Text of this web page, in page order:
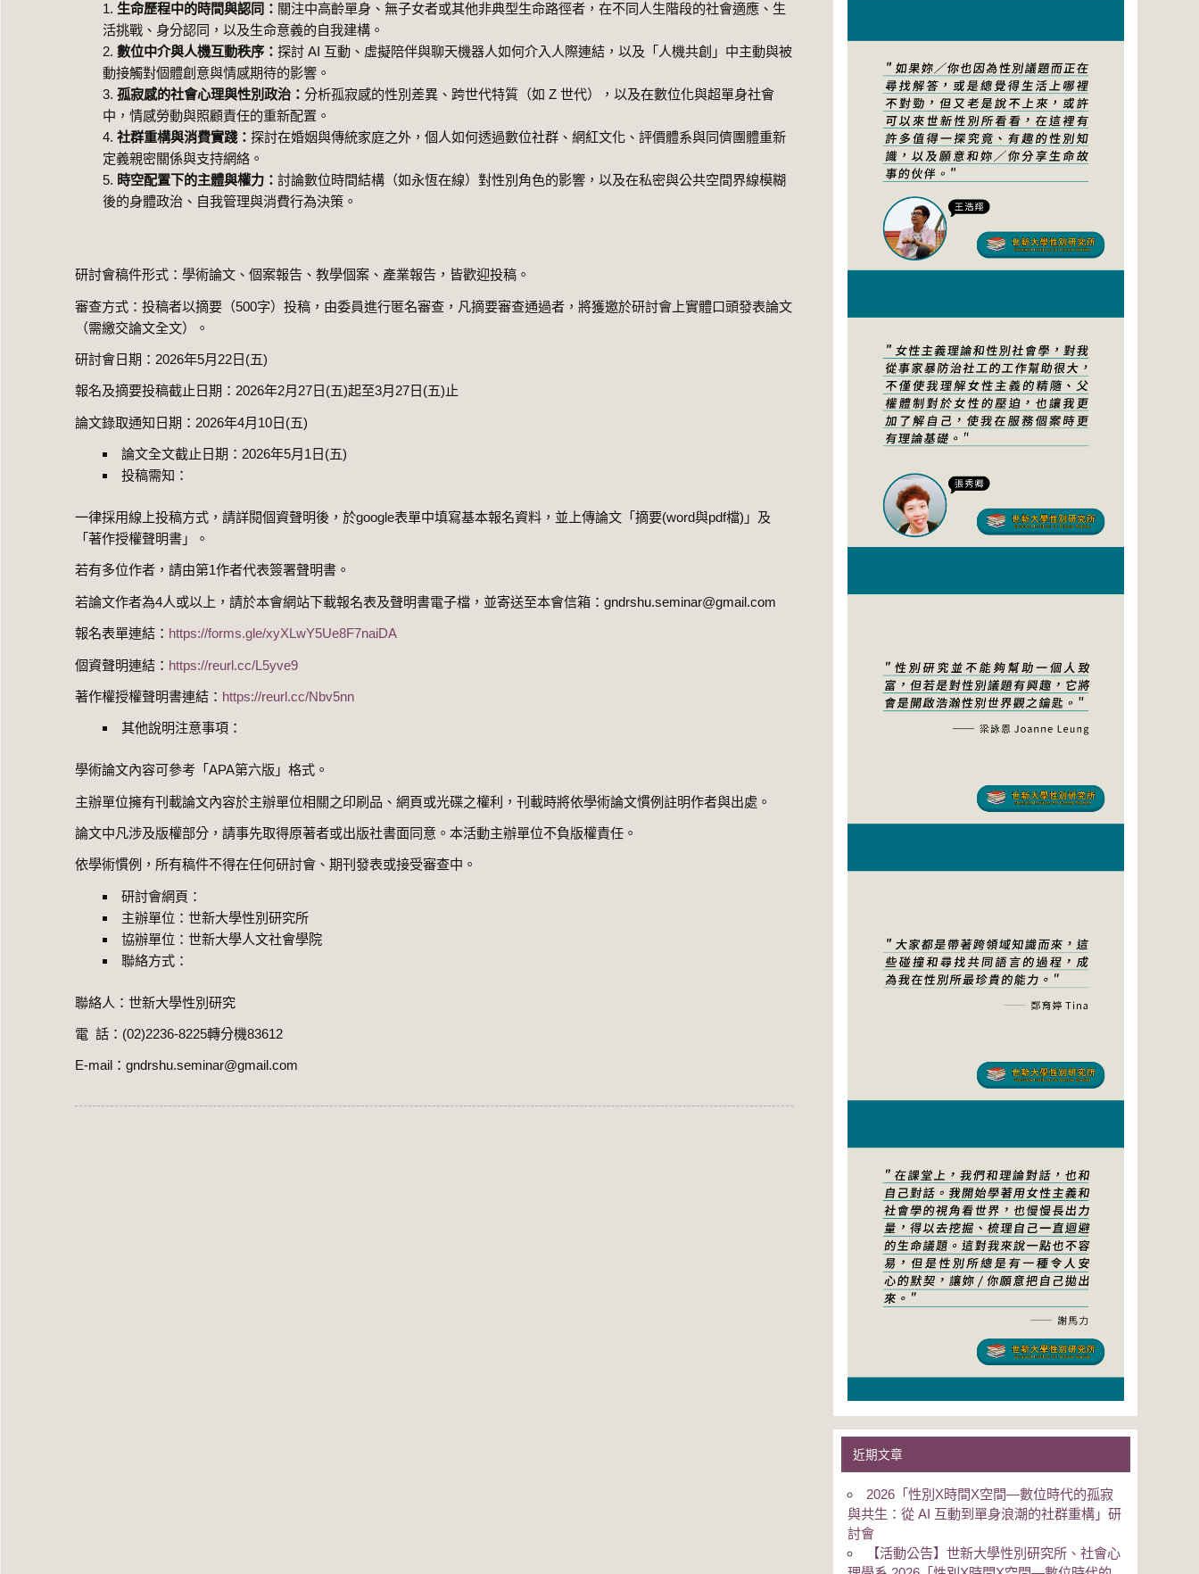
生命歷程中的時間與認同： 關注中高齡單身、無子女者或其他非典型生命路徑者，在不同人生階段的社會適應、生
活挑戰、身分認同，以及生命意義的自我建構。
數位中介與人機互動秩序： 探討 AI 互動、虛擬陪伴與聊天機器人如何介入人際連結，以及「人機共創」中主動與被
動接觸對個體創意與情感期待的影響。
孤寂感的社會心理與性別政治： 分析孤寂感的性別差異、跨世代特質（如 Z 世代），以及在數位化與超單身社會
中，情感勞動與照顧責任的重新配置。
社群重構與消費實踐： 探討在婚姻與傳統家庭之外，個人如何透過數位社群、網紅文化、評價體系與同儕團體重新
定義親密關係與支持網絡。
時空配置下的主體與權力： 討論數位時間結構（如永恆在線）對性別角色的影響，以及在私密與公共空間界線模糊
後的身體政治、自我管理與消費行為決策。
研討會稿件形式：學術論文、個案報告、教學個案、產業報告，皆歡迎投稿。
審查方式：投稿者以摘要（500字）投稿，由委員進行匿名審查，凡摘要審查通過者，將獲邀於研討會上實體口頭發表論文
（需繳交論文全文）。
研討會日期：2026年5月22日(五)
報名及摘要投稿截止日期：2026年2月27日(五)起至3月27日(五)止
論文錄取通知日期：2026年4月10日(五)
論文全文截止日期：2026年5月1日(五)
投稿需知：
一律採用線上投稿方式，​請詳閱個資聲明後，​於google表單中填寫基本​報名​資料，並上傳論文「摘要(word與pdf檔)」及
「著作授權聲明書」。
若有多位作者，請由第1作者代表簽署聲明書。
若論文作者為4人或以上，請於本會網站下載報名表及聲明書電子檔，並寄送至本會信箱：gndrshu.seminar@gmail.com
報名表單連結： https://forms.gle/xyXLwY5Ue8F7naiDA
個資聲明連結： https://reurl.cc/L5yve9
著作權授權聲明書連結： https://reurl.cc/Nbv5nn
其他說明注意事項：
學術論文內容可參考「APA第六版」格式。
主辦單位擁有刊載論文內容於主辦單位相關之印刷品、網頁或光碟之權利，刊載時將依學術論文慣例註明作者與出處。
論文中凡涉及版權部分，請事先取得原著者或出版社書面同意。本活動主辦單位不負版權責任。
依學術慣例，所有稿件不得在任何研討會、期刊發表或接受審查中。
研討會網頁：
主辦單位：世新大學性別研究所
協辦單位：世新大學人文社會學院
聯絡方式：
聯絡人：世新大學性別研究
電 話：(02)2236-8225轉分機83612
E-mail：gndrshu.seminar@gmail.com
近期文章
2026「性別Χ時間Χ空間—數位時代的孤寂
與共生：從 AI 互動到單身浪潮的社群重構」研
討會
【活動公告】世新大學性別研究所、社會心